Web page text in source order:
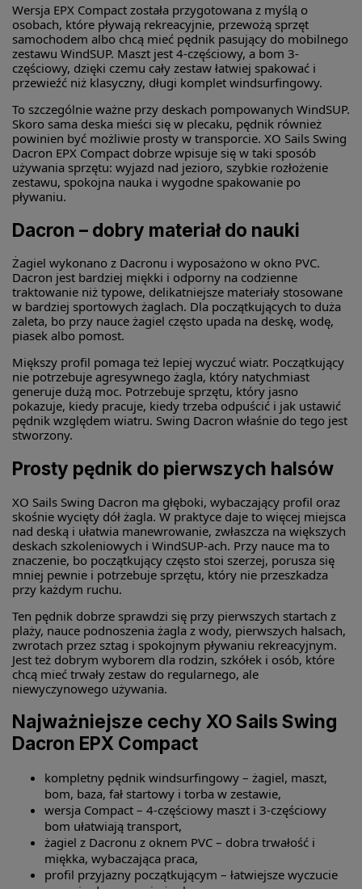
Wersja EPX Compact została przygotowana z myślą o
osobach, które pływają rekreacyjnie, przewożą sprzęt
samochodem albo chcą mieć pędnik pasujący do mobilnego
zestawu WindSUP. Maszt jest 4-częściowy, a bom 3-
częściowy, dzięki czemu cały zestaw łatwiej spakować i
przewieźć niż klasyczny, długi komplet windsurfingowy.
To szczególnie ważne przy deskach pompowanych WindSUP.
Skoro sama deska mieści się w plecaku, pędnik również
powinien być możliwie prosty w transporcie. XO Sails Swing
Dacron EPX Compact dobrze wpisuje się w taki sposób
używania sprzętu: wyjazd nad jezioro, szybkie rozłożenie
zestawu, spokojna nauka i wygodne spakowanie po
pływaniu.
Dacron – dobry materiał do nauki
Żagiel wykonano z Dacronu i wyposażono w okno PVC.
Dacron jest bardziej miękki i odporny na codzienne
traktowanie niż typowe, delikatniejsze materiały stosowane
w bardziej sportowych żaglach. Dla początkujących to duża
zaleta, bo przy nauce żagiel często upada na deskę, wodę,
piasek albo pomost.
Miększy profil pomaga też lepiej wyczuć wiatr. Początkujący
nie potrzebuje agresywnego żagla, który natychmiast
generuje dużą moc. Potrzebuje sprzętu, który jasno
pokazuje, kiedy pracuje, kiedy trzeba odpuścić i jak ustawić
pędnik względem wiatru. Swing Dacron właśnie do tego jest
stworzony.
Prosty pędnik do pierwszych halsów
XO Sails Swing Dacron ma głęboki, wybaczający profil oraz
skośnie wycięty dół żagla. W praktyce daje to więcej miejsca
nad deską i ułatwia manewrowanie, zwłaszcza na większych
deskach szkoleniowych i WindSUP-ach. Przy nauce ma to
znaczenie, bo początkujący często stoi szerzej, porusza się
mniej pewnie i potrzebuje sprzętu, który nie przeszkadza
przy każdym ruchu.
Ten pędnik dobrze sprawdzi się przy pierwszych startach z
plaży, nauce podnoszenia żagla z wody, pierwszych halsach,
zwrotach przez sztag i spokojnym pływaniu rekreacyjnym.
Jest też dobrym wyborem dla rodzin, szkółek i osób, które
chcą mieć trwały zestaw do regularnego, ale
niewyczynowego używania.
Najważniejsze cechy XO Sails Swing
Dacron EPX Compact
kompletny pędnik windsurfingowy – żagiel, maszt,
bom, baza, fał startowy i torba w zestawie,
wersja Compact – 4-częściowy maszt i 3-częściowy
bom ułatwiają transport,
żagiel z Dacronu z oknem PVC – dobra trwałość i
miękka, wybaczająca praca,
profil przyjazny początkującym – łatwiejsze wyczucie